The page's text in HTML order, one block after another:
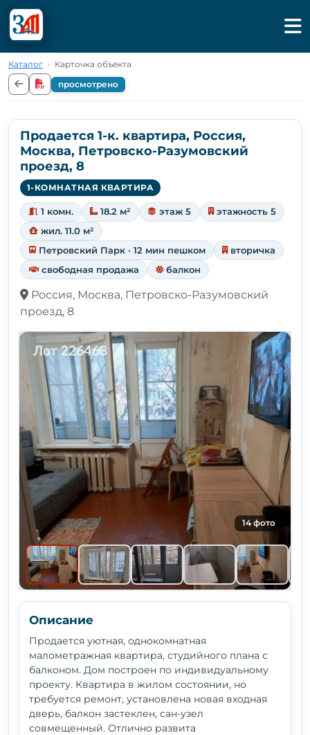
Каталог · Карточка объекта
просмотрено
Продается 1-к. квартира, Россия,
Москва, Петровско-Разумовский
проезд, 8
1-КОМНАТНАЯ КВАРТИРА
1 комн. 18.2 м² этаж 5
этажность 5
жил. 11.0 м²
Петровский Парк · 12 мин пешком
вторичка
свободная продажа
балкон
Россия, Москва, Петровско-Разумовский
проезд, 8
14 фото
Описание
Продается уютная, однокомнатная
малометражная квартира, студийного плана с
балконом. Дом построен по индивидуальному
проекту. Квартира в жилом состоянии, но
требуется ремонт, установлена новая входная
дверь, балкон застеклен, сан-узел
совмещенный. Отлично развита